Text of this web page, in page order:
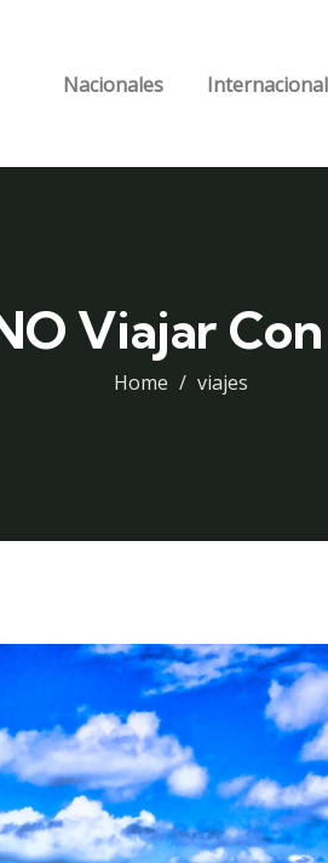
Nacionales
Viajar
Home viajes